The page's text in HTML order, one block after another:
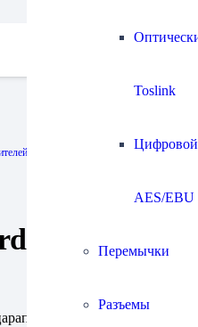
Toslink
Цифровой
AES/EBU
Перемычки
Разъемы
Electronics
и прочих ударов